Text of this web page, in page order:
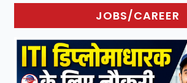
JOBS/CAREER